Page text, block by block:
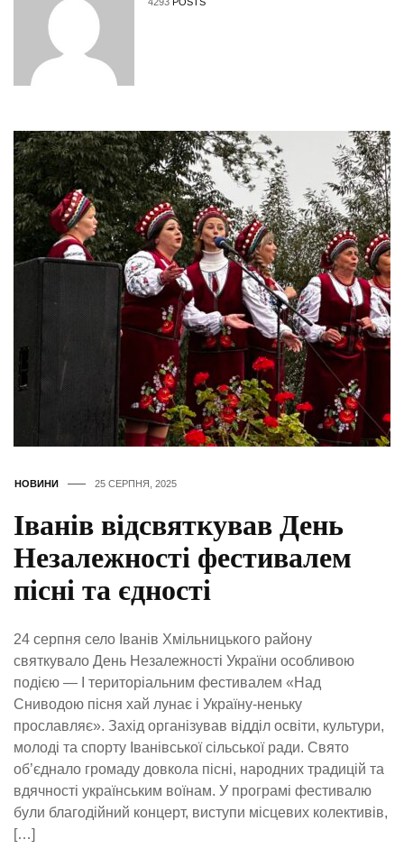
НОВИНИ 25 СЕРПНЯ, 2025
Іванів відсвяткував День
Незалежності фестивалем
пісні та єдності
24 серпня село Іванів Хмільницького району
святкувало День Незалежності України особливою
подією — І територіальним фестивалем «Над
Сниводою пісня хай лунає і Україну-неньку
прославляє». Захід організував відділ освіти, культури,
молоді та спорту Іванівської сільської ради. Свято
об’єднало громаду довкола пісні, народних традицій та
вдячності українським воїнам. У програмі фестивалю
були благодійний концерт, виступи місцевих колективів,
[…]